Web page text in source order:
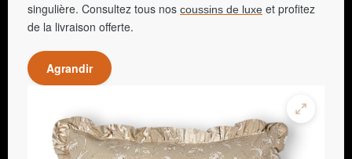
singulière. Consultez tous nos coussins de luxe et profitez
de la livraison offerte.
Agrandir